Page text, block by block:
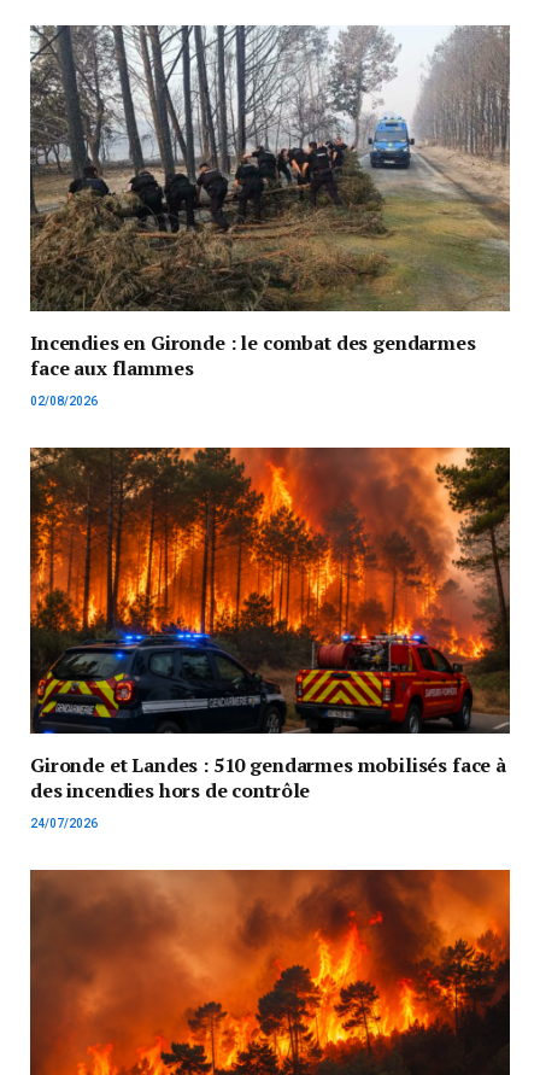
Incendies en Gironde : le combat des gendarmes
face aux flammes
02/08/2026
Gironde et Landes : 510 gendarmes mobilisés face à
des incendies hors de contrôle
24/07/2026